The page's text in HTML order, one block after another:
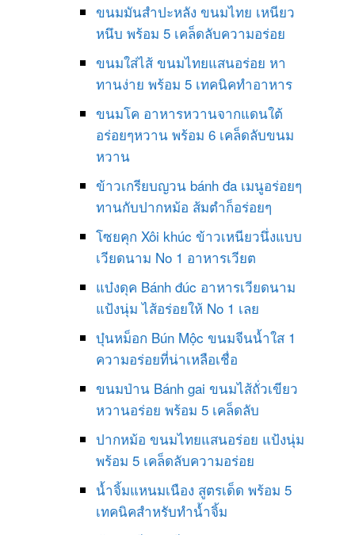
ขนมมันสำปะหลัง ขนมไทย เหนียว
หนึบ พร้อม 5 เคล็ดลับความอร่อย
ขนมใส่ไส้ ขนมไทยแสนอร่อย หา
ทานง่าย พร้อม 5 เทคนิคทำอาหาร
ขนมโค อาหารหวานจากแดนใต้
อร่อยๆหวาน พร้อม 6 เคล็ดลับขนม
หวาน
ข้าวเกรียบญวน bánh đa เมนูอร่อยๆ
ทานกับปากหม้อ ส้มตำก็อร่อยๆ
โซยคุก Xôi khúc ข้าวเหนียวนึ่งแบบ
เวียดนาม No 1 อาหารเวียต
แบ๋งดุค Bánh đúc อาหารเวียดนาม
แป้งนุ่ม ไส้อร่อยให้ No 1 เลย
บุ๋นหม็อก Bún Mộc ขนมจีนน้ำใส 1
ความอร่อยที่น่าเหลือเชื่อ
ขนมป่าน Bánh gai ขนมไส้ถั่วเขียว
หวานอร่อย พร้อม 5 เคล็ดลับ
ปากหม้อ ขนมไทยแสนอร่อย แป้งนุ่ม
พร้อม 5 เคล็ดลับความอร่อย
น้ำจิ้มแหนมเนือง สูตรเด็ด พร้อม 5
เทคนิคสำหรับทำน้ำจิ้ม